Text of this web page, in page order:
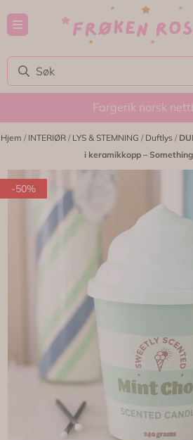
Hopp til innhold
Fargerik norsk
Hjem / INTERIØR / LYS & STEMNING / Duftlys /
i keramikkopp –
-50%